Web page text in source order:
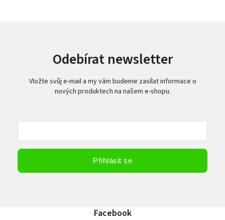
Odebírat newsletter
Vložte svůj e-mail a my vám budeme zasílat informace o
nových produktech na našem e-shopu.
Přihlásit se
Facebook